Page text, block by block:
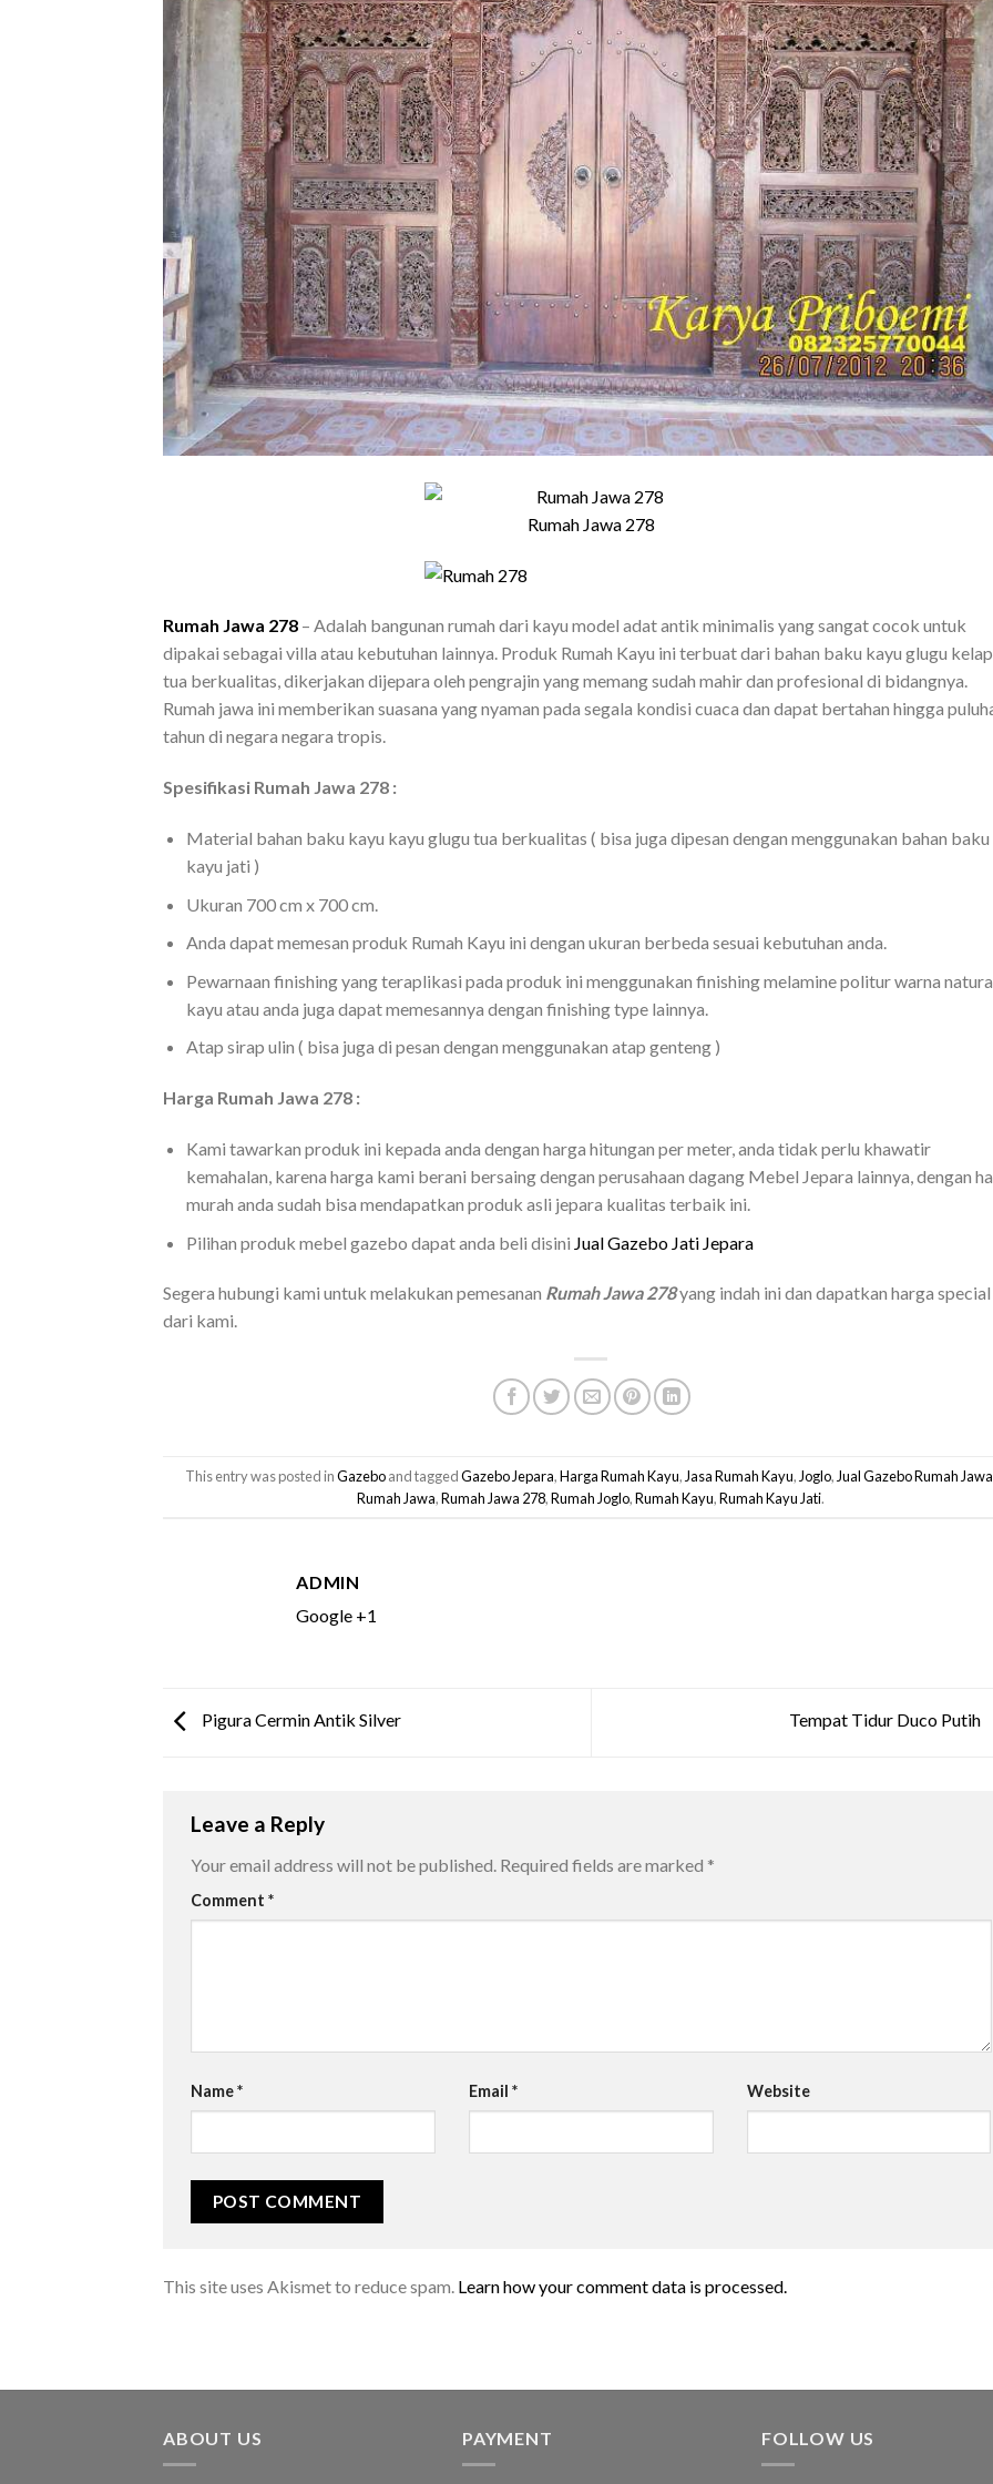
Rumah Jawa 278
Rumah Jawa 278 – Adalah bangunan rumah dari kayu model adat antik minimalis yang sangat cocok untuk
dipakai sebagai villa atau kebutuhan lainnya. Produk Rumah Kayu ini terbuat dari bahan baku kayu glugu
tua berkualitas, dikerjakan dijepara oleh pengrajin yang memang sudah mahir dan profesional di bidangnya.
Rumah jawa ini memberikan suasana yang nyaman pada segala kondisi cuaca dan dapat bertahan hingga
tahun di negara negara tropis.
Spesifikasi Rumah Jawa 278 :
Material bahan baku kayu kayu glugu tua berkualitas ( bisa juga dipesan dengan menggunakan bahan baku
kayu jati )
Ukuran 700 cm x 700 cm.
Anda dapat memesan produk Rumah Kayu ini dengan ukuran berbeda sesuai kebutuhan anda.
Pewarnaan finishing yang teraplikasi pada produk ini menggunakan finishing melamine politur warna
kayu atau anda juga dapat memesannya dengan finishing type lainnya.
Atap sirap ulin ( bisa juga di pesan dengan menggunakan atap genteng )
Harga Rumah Jawa 278 :
Kami tawarkan produk ini kepada anda dengan harga hitungan per meter, anda tidak perlu khawatir
kemahalan, karena harga kami berani bersaing dengan perusahaan dagang Mebel Jepara lainnya, dengan
murah anda sudah bisa mendapatkan produk asli jepara kualitas terbaik ini.
Pilihan produk mebel gazebo dapat anda beli disini Jual Gazebo Jati Jepara
Segera hubungi kami untuk melakukan pemesanan Rumah Jawa 278yang indah ini dan dapatkan harga special
dari kami.
This entry was posted inGazeboand taggedGazebo Jepara,Harga Rumah Kayu, Jasa Rumah Kayu, Joglo, Jual Gazebo Rumah Jawa
Rumah Jawa,Rumah Jawa 278,Rumah Joglo,Rumah Kayu,Rumah Kayu Jati.
ADMIN
Google +1
Pigura Cermin Antik Silver Tempat Tidur Duco Putih
Leave a Reply
Your email address will not be published. Required fields are marked *
Comment *
Name* Email * Website
This site uses Akismet to reduce spam. Learn how your comment data is processed.
ABOUT US PAYMENT FOLLOW US